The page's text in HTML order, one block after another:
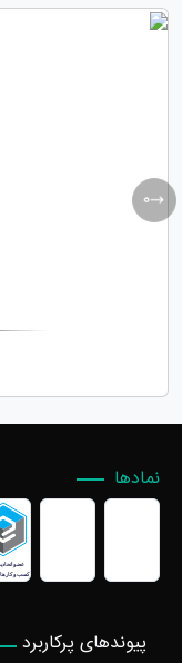
پیوندهای پرکاربرد
نمادها